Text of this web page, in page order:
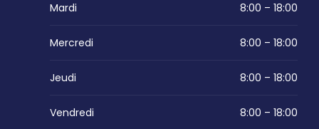
Mardi 8:00 – 18:00
Mercredi 8:00 – 18:00
Jeudi 8:00 – 18:00
Vendredi 8:00 – 18:00